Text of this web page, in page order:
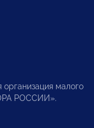
малого
РОССИИ».